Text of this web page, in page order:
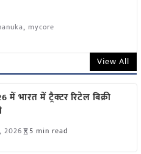
, mycore
View All
में भारत में ट्रैक्टर रिटेल बिक्री
2026 5 min read